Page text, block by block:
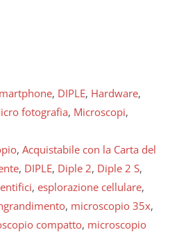
, DIPLE, Hardware,
fotografia, Microscopi,
, Acquistabile con la Carta del
, DIPLE, Diple 2, Diple 2 S,
, esplorazione cellulare,
, microscopio 35x,
compatto, microscopio